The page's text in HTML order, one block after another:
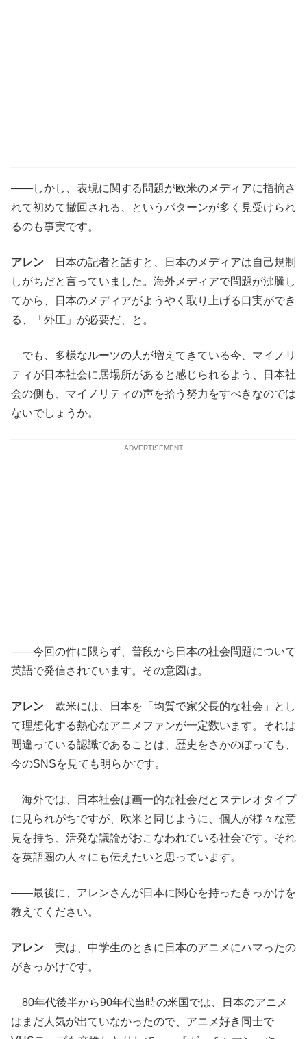
――しかし、表現に関する問題が欧米のメディアに指摘さ
れて初めて撤回される、というパターンが多く見受けられ
るのも事実です。
アレン 日本の記者と話すと、日本のメディアは自己規制
しがちだと言っていました。海外メディアで問題が沸騰し
てから、日本のメディアがようやく取り上げる口実ができ
る、「外圧」が必要だ、と。
でも、多様なルーツの人が増えてきている今、マイノリ
ティが日本社会に居場所があると感じられるよう、日本社
会の側も、マイノリティの声を拾う努力をすべきなのでは
ないでしょうか。
ADVERTISEMENT
――今回の件に限らず、普段から日本の社会問題について
英語で発信されています。その意図は。
アレン 欧米には、日本を「均質で家父長的な社会」とし
て理想化する熱心なアニメファンが一定数います。それは
間違っている認識であることは、歴史をさかのぼっても、
今のSNSを見ても明らかです。
海外では、日本社会は画一的な社会だとステレオタイプ
に見られがちですが、欧米と同じように、個人が様々な意
見を持ち、活発な議論がおこなわれている社会です。それ
を英語圏の人々にも伝えたいと思っています。
――最後に、アレンさんが日本に関心を持ったきっかけを
教えてください。
アレン 実は、中学生のときに日本のアニメにハマったの
がきっかけです。
80年代後半から90年代当時の米国では、日本のアニメ
はまだ人気が出ていなかったので、アニメ好き同士で